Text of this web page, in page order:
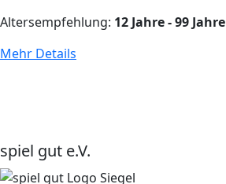
Altersempfehlung: 12 Jahre - 99 Jahre
Mehr Details
spiel gut e.V.